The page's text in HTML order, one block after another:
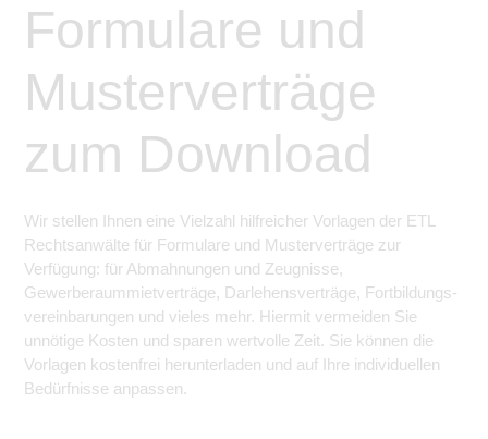
Formulare und
Musterverträge
zum Download
Wir stellen Ihnen eine Vielzahl hilfreicher Vorlagen der ETL
Rechtsanwälte für Formulare und Musterverträge zur
Verfügung: für Abmahnungen und Zeugnisse,
Gewerberaummietverträge, Darlehens­verträge, Fortbildungs­
vereinbarungen und vieles mehr. Hiermit vermeiden Sie
unnötige Kosten und sparen wertvolle Zeit. Sie können die
Vorlagen kostenfrei herunterladen und auf Ihre individuellen
Bedürfnisse anpassen.